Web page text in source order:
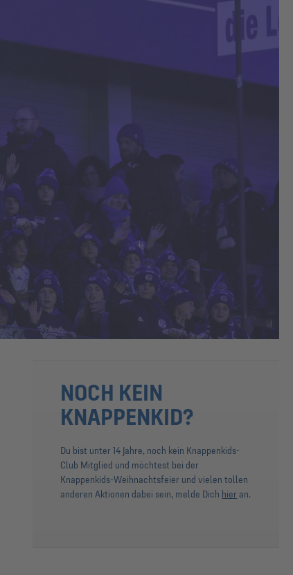
NOCH KEIN
KNAPPENKID?
Du bist unter 14 Jahre, noch kein Knappenkids-
Club Mitglied und möchtest bei der
Knappenkids-Weihnachtsfeier und vielen tollen
anderen Aktionen dabei sein, melde Dich hier an.